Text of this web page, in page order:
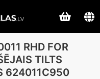
RHD FOR
TILTS
624011C950